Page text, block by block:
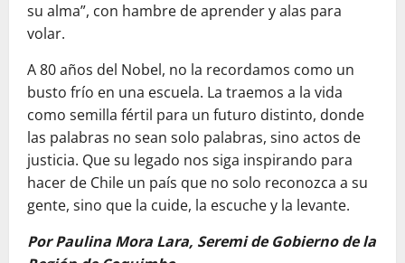
su alma”, con hambre de aprender y alas para
volar.
A 80 años del Nobel, no la recordamos como un
busto frío en una escuela. La traemos a la vida
como semilla fértil para un futuro distinto, donde
las palabras no sean solo palabras, sino actos de
justicia. Que su legado nos siga inspirando para
hacer de Chile un país que no solo reconozca a su
gente, sino que la cuide, la escuche y la levante.
Por Paulina Mora Lara, Seremi de Gobierno de la